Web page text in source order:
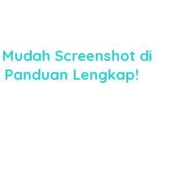
Screenshot di
Panduan Lengkap!